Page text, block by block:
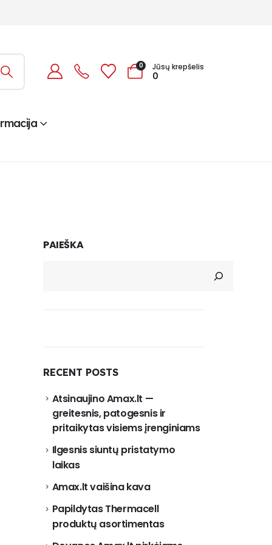
0 Jūsų krepšelis
0
PAIEŠKA
RECENT POSTS
Atsinaujino Amax.lt —
greitesnis, patogesnis ir
pritaikytas visiems įrenginiams
Ilgesnis siuntų pristatymo
laikas
Amax.lt vaišina kava
Papildytas Thermacell
produktų asortimentas